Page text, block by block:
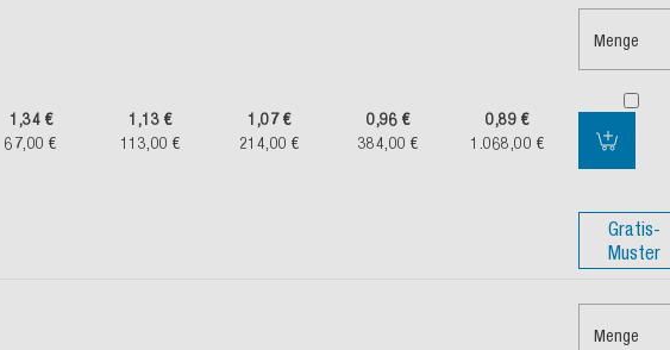
1,34 €
67,00 €
1,13 €
113,00 €
1,07 €
214,00 €
0,96 €
384,00 €
0,89 €
1.068,00 €
Menge
Gratis-
Muster
Menge